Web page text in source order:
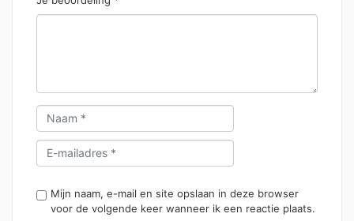
Mijn naam, e-mail en site opslaan in deze browser
voor de volgende keer wanneer ik een reactie plaats.